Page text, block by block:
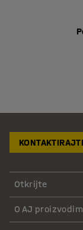
Otkrijte
O AJ